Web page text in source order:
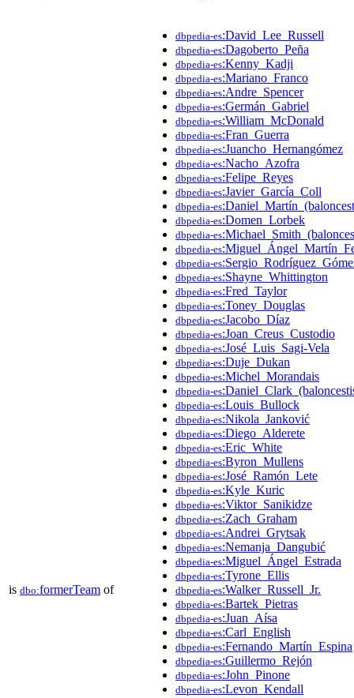
is dbo:formerTeam of
dbpedia-es:David_Lee_Russell
dbpedia-es:Dagoberto_Peña
dbpedia-es:Kenny_Kadji
dbpedia-es:Mariano_Franco
dbpedia-es:Andre_Spencer
dbpedia-es:Germán_Gabriel
dbpedia-es:William_McDonald
dbpedia-es:Fran_Guerra
dbpedia-es:Juancho_Hernangómez
dbpedia-es:Nacho_Azofra
dbpedia-es:Felipe_Reyes
dbpedia-es:Javier_García_Coll
dbpedia-es
dbpedia-es:Domen_Lorbek
dbpedia-es
dbpedia-es
dbpedia-es
dbpedia-es:Shayne_Whittington
dbpedia-es:Fred_Taylor
dbpedia-es:Toney_Douglas
dbpedia-es:Jacobo_Díaz
dbpedia-es:Joan_Creus_Custodio
dbpedia-es:José_Luis_Sagi-Vela
dbpedia-es:Duje_Dukan
dbpedia-es:Michel_Morandais
dbpedia-es
dbpedia-es:Louis_Bullock
dbpedia-es:Nikola_Janković
dbpedia-es:Diego_Alderete
dbpedia-es:Eric_White
dbpedia-es:Byron_Mullens
dbpedia-es:José_Ramón_Lete
dbpedia-es:Kyle_Kuric
dbpedia-es:Viktor_Sanikidze
dbpedia-es:Zach_Graham
dbpedia-es:Andrei_Grytsak
dbpedia-es:Nemanja_Dangubić
dbpedia-es:Miguel_Ángel_Estrada
dbpedia-es:Tyrone_Ellis
dbpedia-es:Walker_Russell_Jr.
dbpedia-es:Bartek_Pietras
dbpedia-es:Juan_Aísa
dbpedia-es:Carl_English
dbpedia-es:Fernando_Martín_Espina
dbpedia-es:Guillermo_Rejón
dbpedia-es:John_Pinone
dbpedia-es:Levon_Kendall